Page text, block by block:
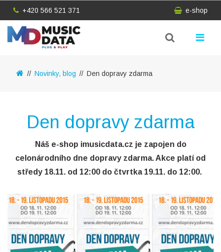
+420 566 521 371 e-shop
Novinky, blog Den dopravy zdarma
Den dopravy zdarma
Náš e-shop imusicdata.cz je zapojen do
celonárodního dne dopravy zdarma. Akce platí od
středy 18.11. od 12:00 do čtvrtka 19.11. do 12:00.